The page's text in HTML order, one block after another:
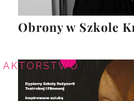
Obrony w Szkole
AKTORSTWO